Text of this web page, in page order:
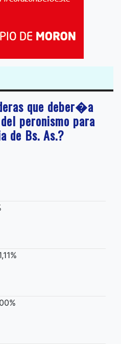
que deber�a
peronismo para
de Bs. As.?